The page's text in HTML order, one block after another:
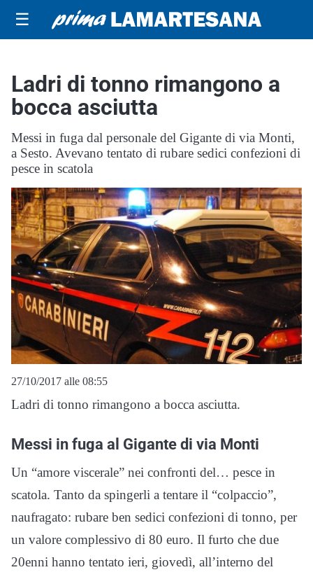
☰
Ladri di tonno rimangono a
bocca asciutta
Messi in fuga dal personale del Gigante di via Monti,
a Sesto. Avevano tentato di rubare sedici confezioni di
pesce in scatola
27/10/2017 alle 08:55
Ladri di tonno rimangono a bocca asciutta.
Messi in fuga al Gigante di via Monti
Un “amore viscerale” nei confronti del… pesce in
scatola. Tanto da spingerli a tentare il “colpaccio”,
naufragato: rubare ben sedici confezioni di tonno, per
un valore complessivo di 80 euro. Il furto che due
20enni hanno tentato ieri, giovedì, all’interno del